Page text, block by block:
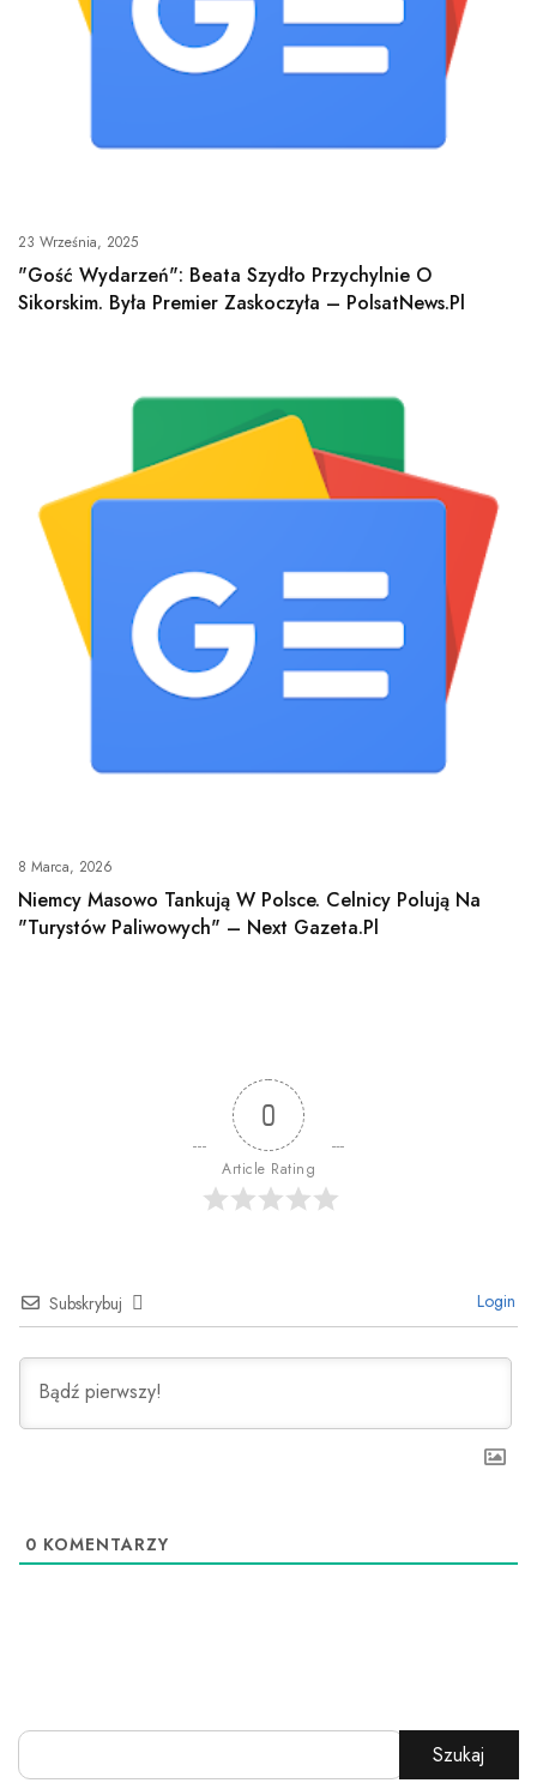
23 Września, 2025
"Gość Wydarzeń": Beata Szydło Przychylnie O
Sikorskim. Była Premier Zaskoczyła – PolsatNews.pl
8 Marca, 2026
Niemcy Masowo Tankują W Polsce. Celnicy Polują Na
"turystów Paliwowych" – Next Gazeta.pl
0
Article Rating
Subskrybuj Login
0 KOMENTARZY
Szukaj